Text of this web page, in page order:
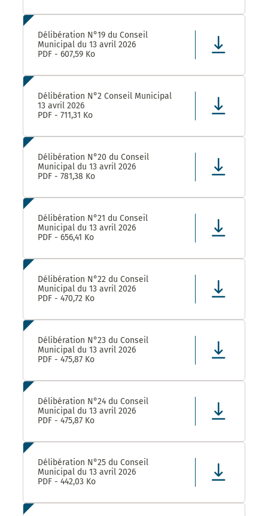
Délibération N°19 du Conseil
Municipal du 13 avril 2026
PDF - 607,59 Ko
Délibération N°2 Conseil Municipal
13 avril 2026
PDF - 711,31 Ko
Délibération N°20 du Conseil
Municipal du 13 avril 2026
PDF - 781,38 Ko
Délibération N°21 du Conseil
Municipal du 13 avril 2026
PDF - 656,41 Ko
Délibération N°22 du Conseil
Municipal du 13 avril 2026
PDF - 470,72 Ko
Délibération N°23 du Conseil
Municipal du 13 avril 2026
PDF - 475,87 Ko
Délibération N°24 du Conseil
Municipal du 13 avril 2026
PDF - 475,87 Ko
Délibération N°25 du Conseil
Municipal du 13 avril 2026
PDF - 442,03 Ko